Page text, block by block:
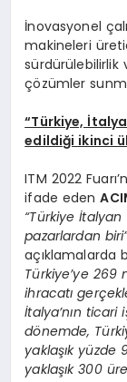
İnovasyonel
makineleri
sürdürülebilirlik
çözümler
“Türkiye,
edildiği ikinci
ITM 2022
ifade eden
“Türkiye
pazarlardan
açıklamalarda
Türkiye’ye
ihracatı
İtalya’nın ticari
dönemde,
yaklaşık yüzde
yaklaşık 300